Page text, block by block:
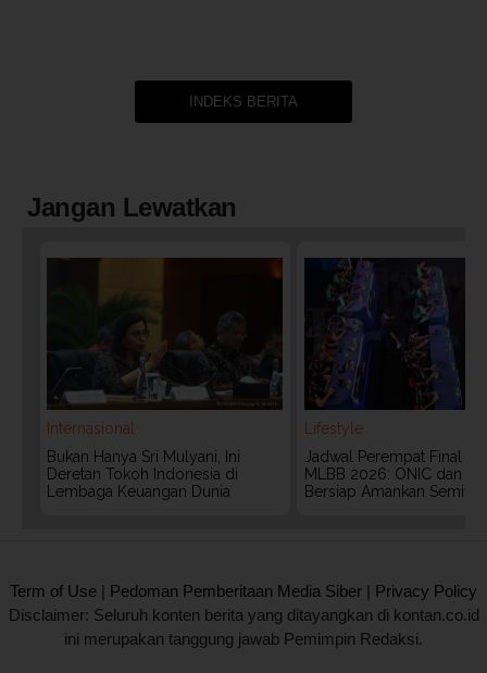
INDEKS BERITA
Jangan Lewatkan
Internasional
Bukan Hanya Sri Mulyani, Ini
Deretan Tokoh Indonesia di
Lembaga Keuangan Dunia
Lifestyle
Jadwal Perempat Final
MLBB 2026: ONIC dan
Bersiap Amankan
Term of Use | Pedoman Pemberitaan Media Siber | Privacy Policy
Disclaimer: Seluruh konten berita yang ditayangkan di kontan.co.id
ini merupakan tanggung jawab Pemimpin Redaksi.